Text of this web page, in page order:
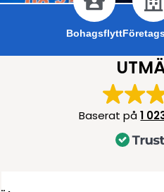
Bohagsflytt
Baserat på1